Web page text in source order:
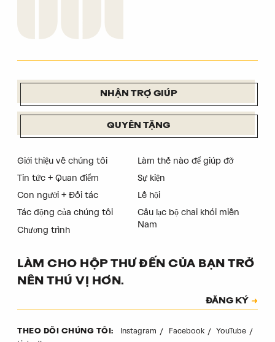
NHẬN TRỢ GIÚP
QUYÊN TẶNG
Giới thiệu về chúng tôi
Tin tức + Quan điểm
Con người + Đối tác
Tác động của chúng tôi
Chương trình
Làm thế nào để giúp đỡ
Sự kiện
Lễ hội
Câu lạc bộ chai khói miền
Nam
LÀM CHO HỘP THƯ ĐẾN CỦA BẠN TRỞ
NÊN THÚ VỊ HƠN.
Mã xác thực
ĐĂNG KÝ
THEO DÕI CHÚNG TÔI: Instagram Facebook
YouTube